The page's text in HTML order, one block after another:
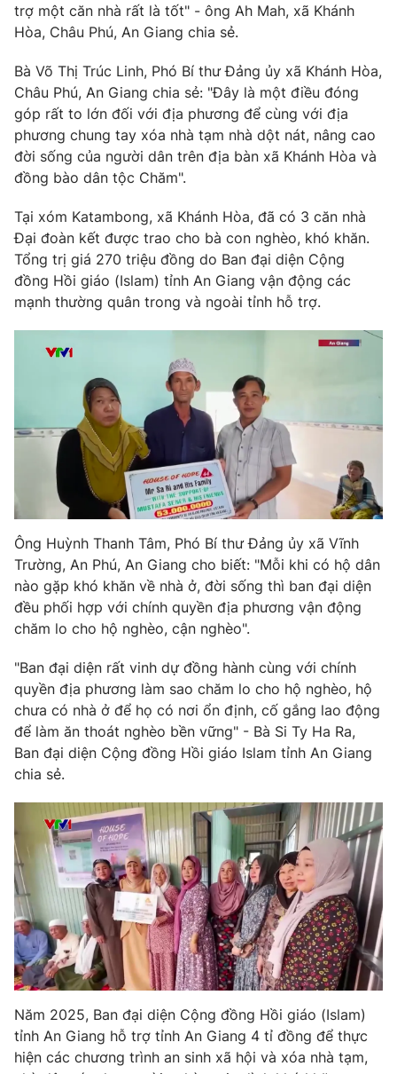
VTV Money VTV Thể thao
VTV Sức khoẻ Bất động sản
Thị trường 24h Tấm lòng Việt
VTV4 Vươn mình bằng AI
VTV9 VTV8
Liên hệ tòa soạn English
Theo dõi báo trên
Cơ quan chủ quản:Đài Truyền hình Việt Nam
Giấy phép hoạt động báo in và báo điện tử số 483/GP-BTTTT
cấp ngày 29/12/2023
Tổng Biên tập: Vũ Thanh Thủy
Phó Tổng Biên tập:
Nguyễn Thị Mỹ Hạnh, Phạm Quốc Thắng,
Nguyễn Trọng Ninh
Tổng đài VTV:
024.38 355 931 - 024.38 355 932
Ðiện thoại Thời báo VTV:024.66 897 897
Email: toasoan@vtv.vn
Liên hệ quảng cáo:024-7300.7108
® Cấm sao chép dưới mọi hình thức nếu không có sự chấp
thông tin từ website này.
trợ một căn nhà rất là tốt" - ông Ah Mah, xã Khánh
Hòa, Châu Phú, An Giang chia sẻ.
Bà Võ Thị Trúc Linh, Phó Bí thư Đảng ủy xã Khánh Hòa,
Châu Phú, An Giang chia sẻ: "Đây là một điều đóng
góp rất to lớn đối với địa phương để cùng với địa
phương chung tay xóa nhà tạm nhà dột nát, nâng cao
đời sống của người dân trên địa bàn xã Khánh Hòa và
đồng bào dân tộc Chăm".
Tại xóm Katambong, xã Khánh Hòa, đã có 3 căn nhà
Đại đoàn kết được trao cho bà con nghèo, khó khăn.
Tổng trị giá 270 triệu đồng do Ban đại diện Cộng
đồng Hồi giáo (Islam) tỉnh An Giang vận động các
mạnh thường quân trong và ngoài tỉnh hỗ trợ.
Ông Huỳnh Thanh Tâm, Phó Bí thư Đảng ủy xã Vĩnh
Trường, An Phú, An Giang cho biết: "Mỗi khi có hộ dân
nào gặp khó khăn về nhà ở, đời sống thì ban đại diện
đều phối hợp với chính quyền địa phương vận động
chăm lo cho hộ nghèo, cận nghèo".
"Ban đại diện rất vinh dự đồng hành cùng với chính
quyền địa phương làm sao chăm lo cho hộ nghèo, hộ
chưa có nhà ở để họ có nơi ổn định, cố gắng lao động
để làm ăn thoát nghèo bền vững" - Bà Si Ty Ha Ra,
Ban đại diện Cộng đồng Hồi giáo Islam tỉnh An Giang
chia sẻ.
Năm 2025, Ban đại diện Cộng đồng Hồi giáo (Islam)
tỉnh An Giang hỗ trợ tỉnh An Giang 4 tỉ đồng để thực
hiện các chương trình an sinh xã hội và xóa nhà tạm,